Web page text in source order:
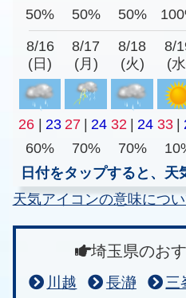
50%
50% 50%
8/16
(日)
8/17
(月)
8/18
(火)
8/
(
26 23 27 24 32 24 33
60%
70% 70%
日付をタップすると、
天気アイコンの意味につ
埼玉県のお
川越 長瀞
三